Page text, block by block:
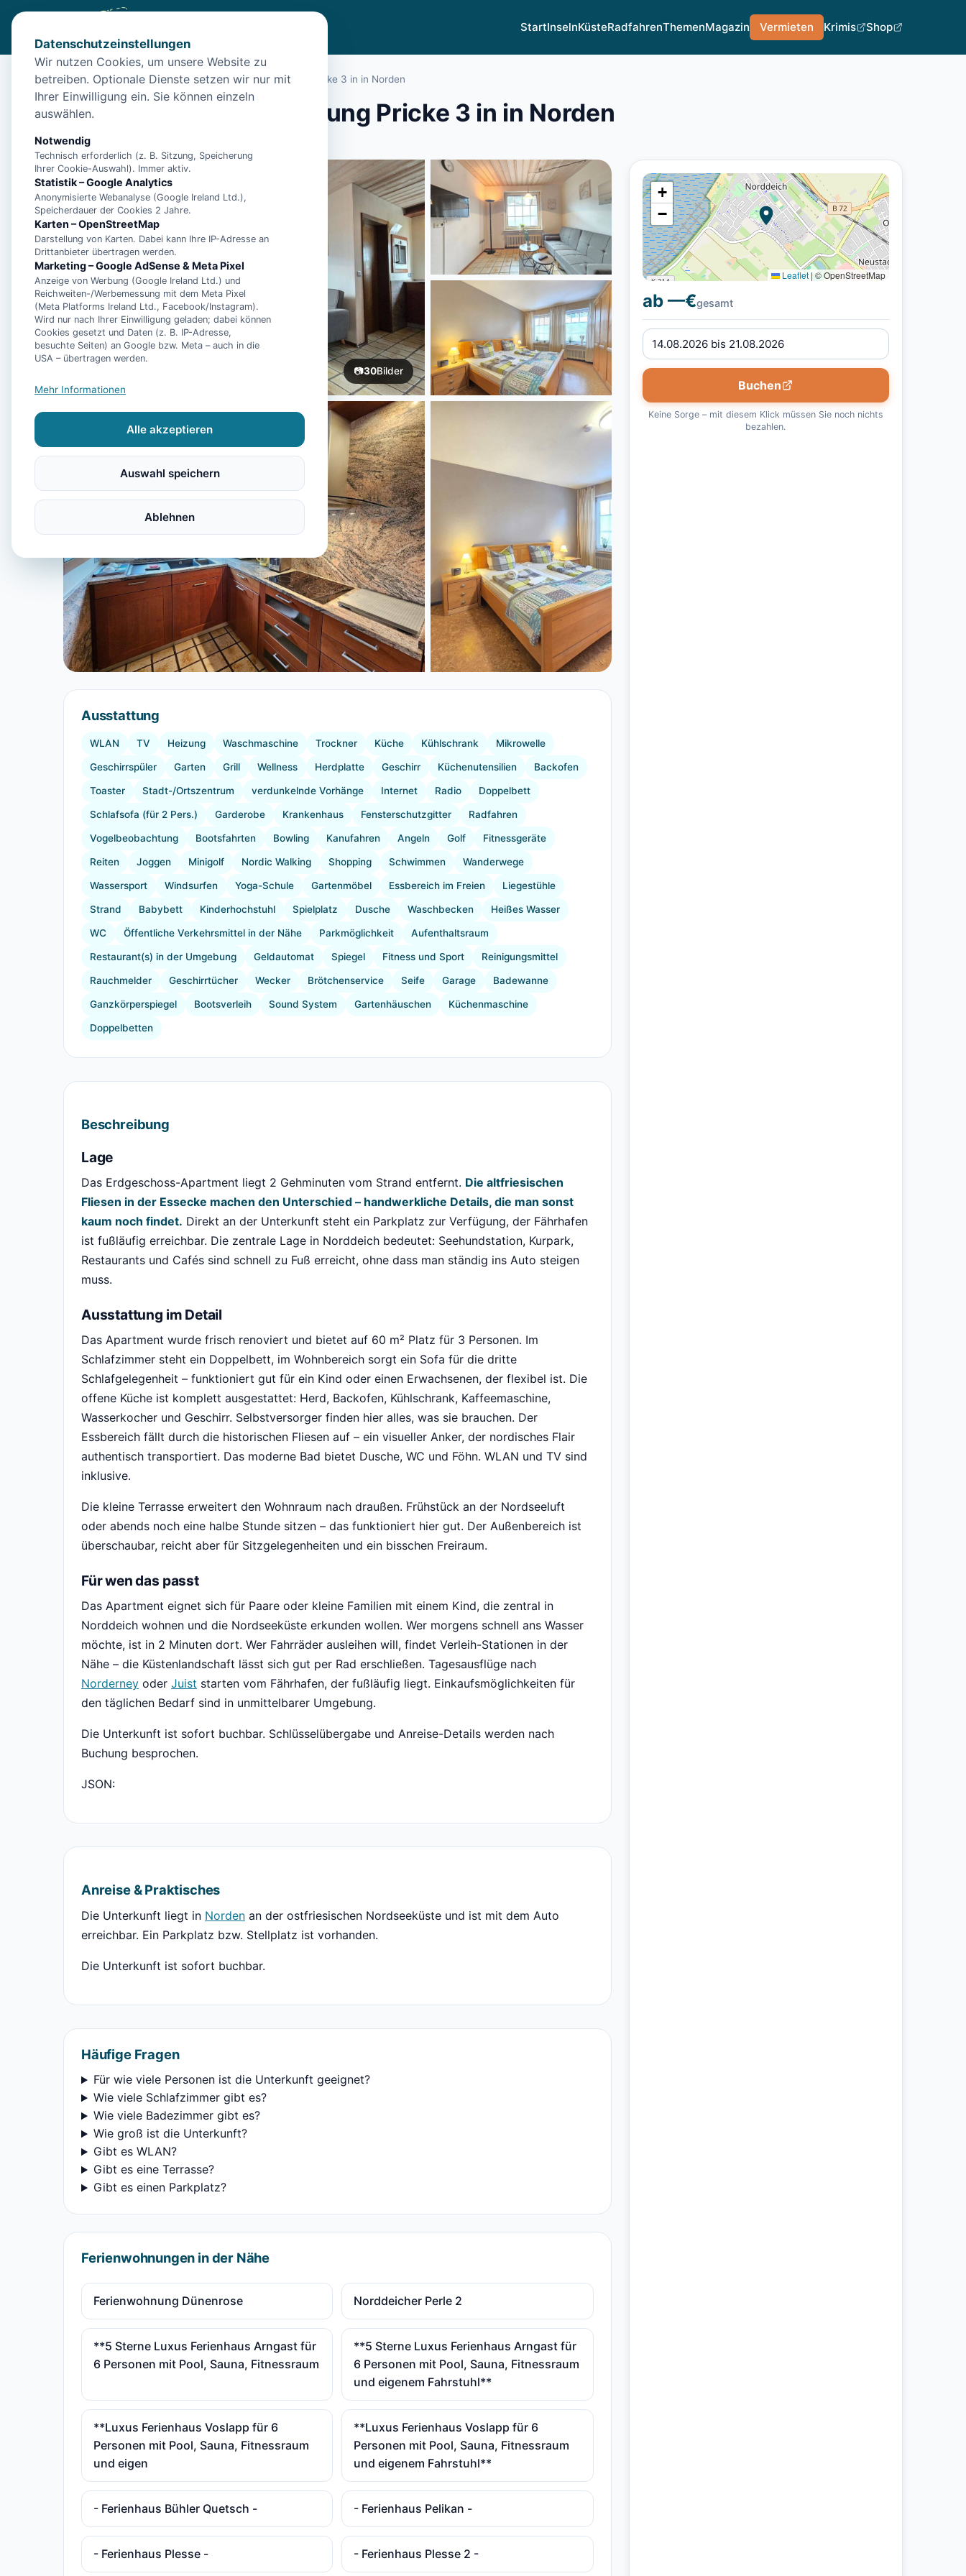
StartInselnKüsteRadfahrenThemenMagazin Vermieten Krimis Shop
Start Unterkünfte Norden/modernen Ferienwohnung Pricke 3 in in Norden
modernen Ferienwohnung Pricke 3 in in Norden
26506 Norden
📷30Bilder
Ausstattung
WLAN TV Heizung Waschmaschine Trockner Küche Kühlschrank Mikrowelle
Geschirrspüler Garten Grill Wellness Herdplatte Geschirr Küchenutensilien Backofen
Toaster Stadt-/Ortszentrum verdunkelnde Vorhänge Internet Radio Doppelbett
Schlafsofa (für 2 Pers.) Garderobe Krankenhaus Fensterschutzgitter Radfahren
Vogelbeobachtung Bootsfahrten Bowling Kanufahren Angeln Golf Fitnessgeräte
Reiten Joggen Minigolf Nordic Walking Shopping Schwimmen Wanderwege
Wassersport Windsurfen Yoga-Schule Gartenmöbel Essbereich im Freien Liegestühle
Strand Babybett Kinderhochstuhl Spielplatz Dusche Waschbecken Heißes Wasser
WC Öffentliche Verkehrsmittel in der Nähe Parkmöglichkeit Aufenthaltsraum
Restaurant(s) in der Umgebung Geldautomat Spiegel Fitness und Sport Reinigungsmittel
Rauchmelder Geschirrtücher Wecker Brötchenservice Seife Garage Badewanne
Ganzkörperspiegel Bootsverleih Sound System Gartenhäuschen Küchenmaschine
Doppelbetten
Beschreibung
Lage
Das Erdgeschoss-Apartment liegt 2 Gehminuten vom Strand entfernt. Die altfriesischen
Fliesen in der Essecke machen den Unterschied – handwerkliche Details, die man sonst
kaum noch findet. Direkt an der Unterkunft steht ein Parkplatz zur Verfügung, der Fährhafen
ist fußläufig erreichbar. Die zentrale Lage in Norddeich bedeutet: Seehundstation, Kurpark,
Restaurants und Cafés sind schnell zu Fuß erreicht, ohne dass man ständig ins Auto steigen
muss.
Ausstattung im Detail
Das Apartment wurde frisch renoviert und bietet auf 60 m² Platz für 3 Personen. Im
Schlafzimmer steht ein Doppelbett, im Wohnbereich sorgt ein Sofa für die dritte
Schlafgelegenheit – funktioniert gut für ein Kind oder einen Erwachsenen, der flexibel ist. Die
offene Küche ist komplett ausgestattet: Herd, Backofen, Kühlschrank, Kaffeemaschine,
Wasserkocher und Geschirr. Selbstversorger finden hier alles, was sie brauchen. Der
Essbereich fällt durch die historischen Fliesen auf – ein visueller Anker, der nordisches Flair
authentisch transportiert. Das moderne Bad bietet Dusche, WC und Föhn. WLAN und TV sind
inklusive.
Die kleine Terrasse erweitert den Wohnraum nach draußen. Frühstück an der Nordseeluft
oder abends noch eine halbe Stunde sitzen – das funktioniert hier gut. Der Außenbereich ist
überschaubar, reicht aber für Sitzgelegenheiten und ein bisschen Freiraum.
Für wen das passt
Das Apartment eignet sich für Paare oder kleine Familien mit einem Kind, die zentral in
Norddeich wohnen und die Nordseeküste erkunden wollen. Wer morgens schnell ans Wasser
möchte, ist in 2 Minuten dort. Wer Fahrräder ausleihen will, findet Verleih-Stationen in der
Nähe – die Küstenlandschaft lässt sich gut per Rad erschließen. Tagesausflüge nach
Norderney oder Juist starten vom Fährhafen, der fußläufig liegt. Einkaufsmöglichkeiten für
den täglichen Bedarf sind in unmittelbarer Umgebung.
Die Unterkunft ist sofort buchbar. Schlüsselübergabe und Anreise-Details werden nach
Buchung besprochen.
JSON:
Anreise & Praktisches
Die Unterkunft liegt in Norden an der ostfriesischen Nordseeküste und ist mit dem Auto
erreichbar. Ein Parkplatz bzw. Stellplatz ist vorhanden.
Die Unterkunft ist sofort buchbar.
Häufige Fragen
Für wie viele Personen ist die Unterkunft geeignet?
Wie viele Schlafzimmer gibt es?
Wie viele Badezimmer gibt es?
Wie groß ist die Unterkunft?
Gibt es WLAN?
Gibt es eine Terrasse?
Gibt es einen Parkplatz?
Ferienwohnungen in der Nähe
Ferienwohnung Dünenrose Norddeicher Perle 2
**5 Sterne Luxus Ferienhaus Arngast für
6 Personen mit Pool, Sauna, Fitnessraum
**5 Sterne Luxus Ferienhaus Arngast für
6 Personen mit Pool, Sauna, Fitnessraum
und eigenem Fahrstuhl**
**Luxus Ferienhaus Voslapp für 6
Personen mit Pool, Sauna, Fitnessraum
und eigen
**Luxus Ferienhaus Voslapp für 6
Personen mit Pool, Sauna, Fitnessraum
und eigenem Fahrstuhl**
- Ferienhaus Bühler Quetsch - - Ferienhaus Pelikan -
- Ferienhaus Plesse - - Ferienhaus Plesse 2 -
+
−
Leaflet | © OpenStreetMap
ab —€gesamt
Buchen
Keine Sorge – mit diesem Klick müssen Sie noch nichts
bezahlen.
Datenschutzeinstellungen
Wir nutzen Cookies, um unsere Website zu
betreiben. Optionale Dienste setzen wir nur mit
Ihrer Einwilligung ein. Sie können einzeln
auswählen.
Notwendig
Technisch erforderlich (z. B. Sitzung, Speicherung
Ihrer Cookie-Auswahl). Immer aktiv.
Statistik – Google Analytics
Anonymisierte Webanalyse (Google Ireland Ltd.),
Speicherdauer der Cookies 2 Jahre.
Karten – OpenStreetMap
Darstellung von Karten. Dabei kann Ihre IP-Adresse an
Drittanbieter übertragen werden.
Marketing – Google AdSense & Meta Pixel
Anzeige von Werbung (Google Ireland Ltd.) und
Reichweiten-/Werbemessung mit dem Meta Pixel
(Meta Platforms Ireland Ltd., Facebook/Instagram).
Wird nur nach Ihrer Einwilligung geladen; dabei können
Cookies gesetzt und Daten (z. B. IP-Adresse,
besuchte Seiten) an Google bzw. Meta – auch in die
USA – übertragen werden.
Mehr Informationen
Alle akzeptieren
Auswahl speichern
Ablehnen